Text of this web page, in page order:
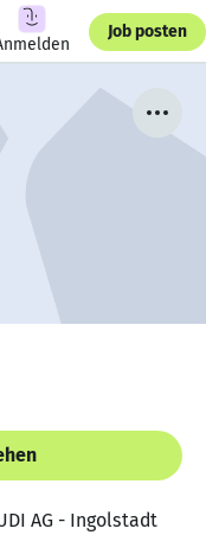
Job posten
AG - Ingolstadt